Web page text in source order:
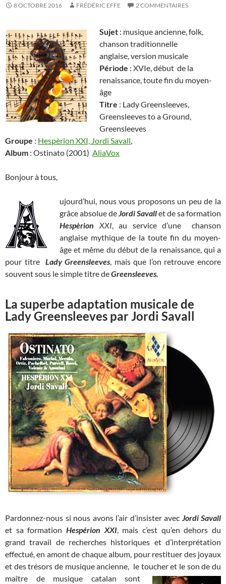
8 OCTOBRE 2016 FRÉDÉRIC EFFE 2 COMMENTAIRES
Sujet : musique ancienne, folk,
chanson traditionnelle
anglaise, version musicale
Période : XVIe, début de la
renaissance, toute fin du moyen-
âge
Titre : Lady Greensleeves,
Greensleeves to a Ground,
Greensleeves
Groupe : Hespèrion XXI, Jordi Savall,
Album : Ostinato (2001) AliaVox
Bonjour à tous,
ujourd’hui, nous vous proposons un peu de la
grâce absolue deJordi Savallet de sa formation
Hespèrion XXI, au service d’une chanson
anglaise mythique de la toute fin du moyen-
âge et même du début de la renaissance, qui a
pour titre Lady Greensleeves, mais que l’on retrouve encore
souvent sous le simple titre deGreensleeves.
La superbe adaptation musicale de
Lady Greensleeves par Jordi Savall
Pardonnez-nous si nous avons l’air d’insister avec Jordi Savall
et sa formation Hespérion XXI, mais c’est qu’en dehors du
grand travail de recherches historiques et d’interprétation
effectué, en amont de chaque album, pour restituer des joyaux
et des trésors de musique ancienne, le toucher et le sonde du
maître de musique catalan sont